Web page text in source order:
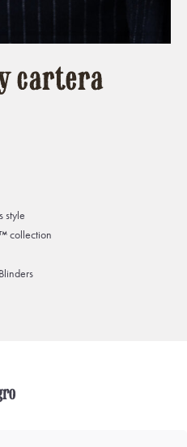
cartera
style
collection